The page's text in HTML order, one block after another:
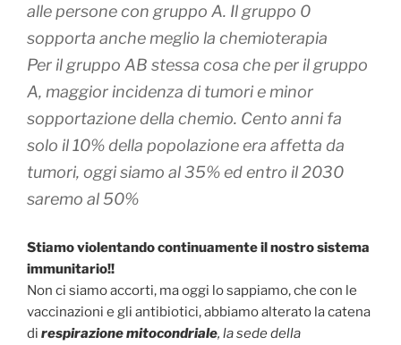
alle persone con gruppo A. Il gruppo 0
sopporta anche meglio la chemioterapia
Per il gruppo AB stessa cosa che per il gruppo
A, maggior incidenza di tumori e minor
sopportazione della chemio. Cento anni fa
solo il 10% della popolazione era affetta da
tumori, oggi siamo al 35% ed entro il 2030
saremo al 50%
Stiamo violentando continuamente il nostro sistema
immunitario!!
Non ci siamo accorti, ma oggi lo sappiamo, che con le
vaccinazioni e gli antibiotici, abbiamo alterato la catena
di respirazione mitocondriale, la sede della